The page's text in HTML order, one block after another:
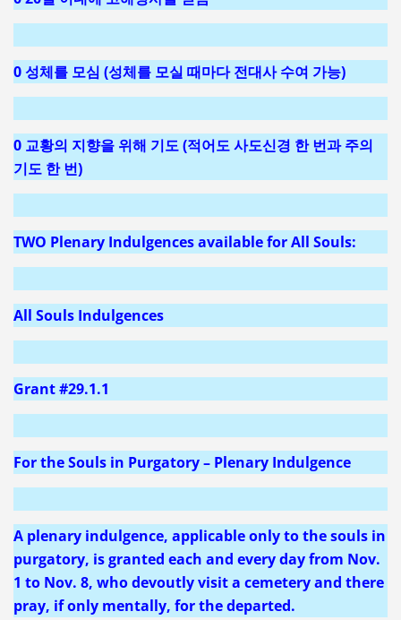
0 성체를 모심 (성체를 모실 때마다 전대사 수여 가능)
0 교황의 지향을 위해 기도 (적어도 사도신경 한 번과 주의
기도 한 번)
TWO Plenary Indulgences available for All Souls:
All Souls Indulgences
Grant #29.1.1
For the Souls in Purgatory – Plenary Indulgence
A plenary indulgence, applicable only to the souls in
purgatory, is granted each and every day from Nov.
1 to Nov. 8, who devoutly visit a cemetery and there
pray, if only mentally, for the departed.